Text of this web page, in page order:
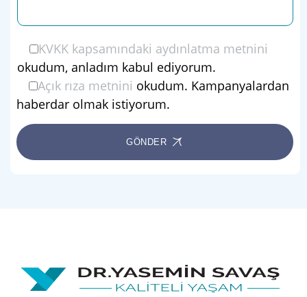
KVKK kapsamındaki aydınlatma metnini
okudum, anladım kabul ediyorum.
Açık rıza metnini okudum. Kampanyalardan
haberdar olmak istiyorum.
GÖNDER